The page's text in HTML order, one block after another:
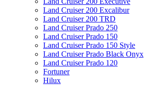
Land Cruiser 200 Excalibur
Land Cruiser 200 TRD
Land Cruiser Prado 250
Land Cruiser Prado 150
Land Cruiser Prado 150 Style
Land Cruiser Prado Black Onyx
Land Cruiser Prado 120
Fortuner
Hilux